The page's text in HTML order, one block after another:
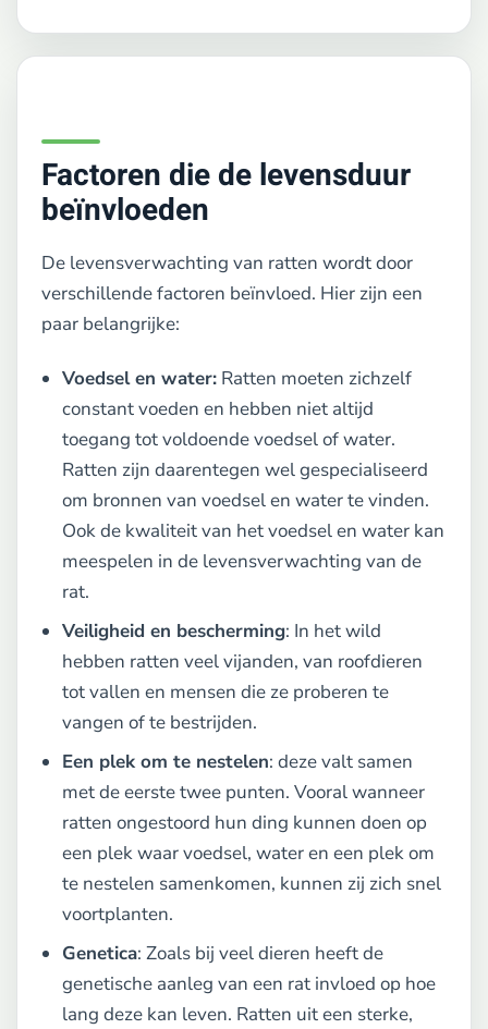
Factoren die de levensduur
beïnvloeden
De levensverwachting van ratten wordt door
verschillende factoren beïnvloed. Hier zijn een
paar belangrijke:
Voedsel en water: Ratten moeten zichzelf
constant voeden en hebben niet altijd
toegang tot voldoende voedsel of water.
Ratten zijn daarentegen wel gespecialiseerd
om bronnen van voedsel en water te vinden.
Ook de kwaliteit van het voedsel en water kan
meespelen in de levensverwachting van de
rat.
Veiligheid en bescherming: In het wild
hebben ratten veel vijanden, van roofdieren
tot vallen en mensen die ze proberen te
vangen of te bestrijden.
Een plek om te nestelen: deze valt samen
met de eerste twee punten. Vooral wanneer
ratten ongestoord hun ding kunnen doen op
een plek waar voedsel, water en een plek om
te nestelen samenkomen, kunnen zij zich snel
voortplanten.
Genetica: Zoals bij veel dieren heeft de
genetische aanleg van een rat invloed op hoe
lang deze kan leven. Ratten uit een sterke,